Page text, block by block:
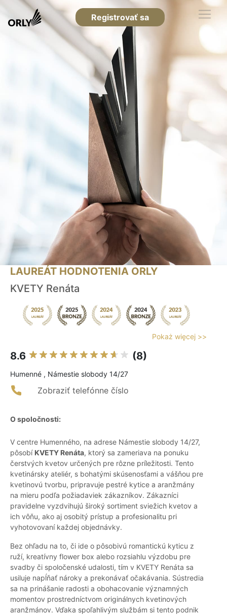
Registrovať sa
LAUREÁT HODNOTENIA ORLY
KVETY Renáta
Pokaż więcej >>
8.6 (8)
Humenné , Námestie slobody 14/27
Zobraziť telefónne číslo
O spoločnosti:
V centre Humenného, na adrese Námestie slobody 14/27,
pôsobí KVETY Renáta, ktorý sa zameriava na ponuku
čerstvých kvetov určených pre rôzne príležitosti. Tento
kvetinársky ateliér, s bohatými skúsenosťami a vášňou pre
kvetinovú tvorbu, pripravuje pestré kytice a aranžmány
na mieru podľa požiadaviek zákazníkov. Zákazníci
pravidelne vyzdvihujú široký sortiment sviežich kvetov a
ich vôňu, ako aj osobitý prístup a profesionalitu pri
vyhotovovaní každej objednávky.
Bez ohľadu na to, či ide o pôsobivú romantickú kyticu z
ruží, kreatívny flower box alebo rozsiahlu výzdobu pre
svadby či spoločenské udalosti, tím v KVETY Renáta sa
usiluje napĺňať nároky a prekonávať očakávania. Sústredia
sa na prinášanie radosti a obohacovanie významných
momentov prostredníctvom originálnych kvetinových
aranžmánov. Vďaka spoľahlivým službám si tento podnik